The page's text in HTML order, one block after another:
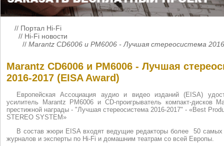
// Портал Hi-Fi
// Hi-Fi новости
// Marantz CD6006 и PM6006 - Лучшая стереосистема
Marantz CD6006 и PM6006 - Лучшая
2016-2017 (EISA Award)
Европейская Ассоциация аудио и видео изданий (EISA)
усилитель Marantz PM6006 и CD-проигрыватель компакт-дисков
престижной награды - "Лучшая стереосистема 2016-2017" - «Best
STEREO SYSTEM»
В состав жюри EISA входят ведущие редакторы более 50 самых
журналов и эксперты по Hi-Fi и домашним театрам со всей Европы.